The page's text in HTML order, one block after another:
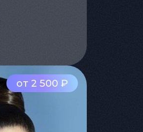
от 2 500 ₽